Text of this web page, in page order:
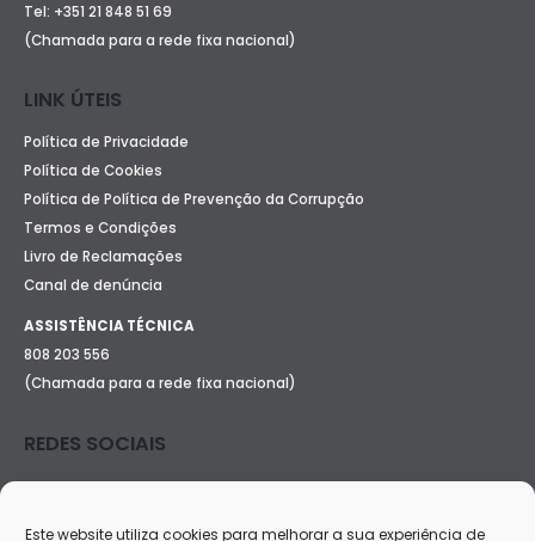
Este website utiliza cookies para melhorar a sua experiência de
Tel: +351 21 848 51 69
(Chamada para a rede fixa nacional)
LINK ÚTEIS
Política de Privacidade
Política de Cookies
Política de Política de Prevenção da Corrupção
Termos e Condições
Livro de Reclamações
Canal de denúncia
ASSISTÊNCIA TÉCNICA
808 203 556
(Chamada para a rede fixa nacional)
REDES SOCIAIS